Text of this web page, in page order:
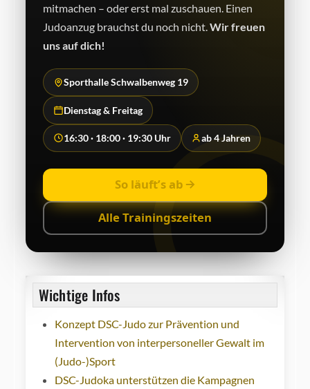
mitmachen – oder erst mal zuschauen. Einen
Judo­anzug brauchst du noch nicht.Wir freuen
uns auf dich!
Sporthalle Schwalbenweg 19
Dienstag & Freitag
16:30 · 18:00 · 19:30 Uhr ab 4 Jahren
So läuft’s ab
Alle Trainingszeiten
Wichtige Infos
Konzept DSC-Judo zur Prävention und
Intervention von interpersoneller Gewalt im
(Judo-)Sport
DSC-Judoka unterstützen die Kampagnen